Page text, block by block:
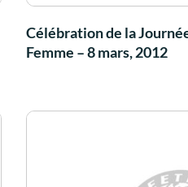
Célébration de la
Femme – 8 mars, 2012